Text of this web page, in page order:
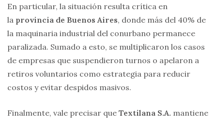
En particular, la situación resulta crítica en
la provincia de Buenos Aires, donde más del 40% de
la maquinaria industrial del conurbano permanece
paralizada. Sumado a esto, se multiplicaron los casos
de empresas que suspendieron turnos o apelaron a
retiros voluntarios como estrategia para reducir
costos y evitar despidos masivos.
Finalmente, vale precisar que Textilana S.A. mantiene